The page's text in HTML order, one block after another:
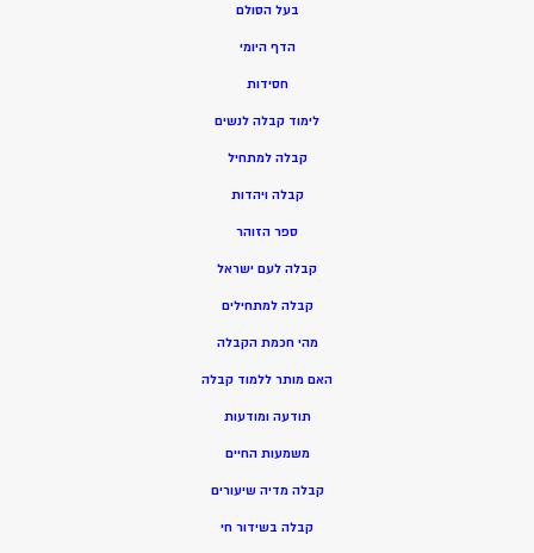
בעל הסולם
הדף היומי
חסידות
לימוד קבלה לנשים
קבלה למתחיל
קבלה ויהדות
ספר הזוהר
קבלה לעם ישראל
קבלה למתחילים
מהי חכמת הקבלה
האם מותר ללמוד קבלה
תודעה ומודעות
משמעות החיים
קבלה מדיה שיעורים
קבלה בשידור חי